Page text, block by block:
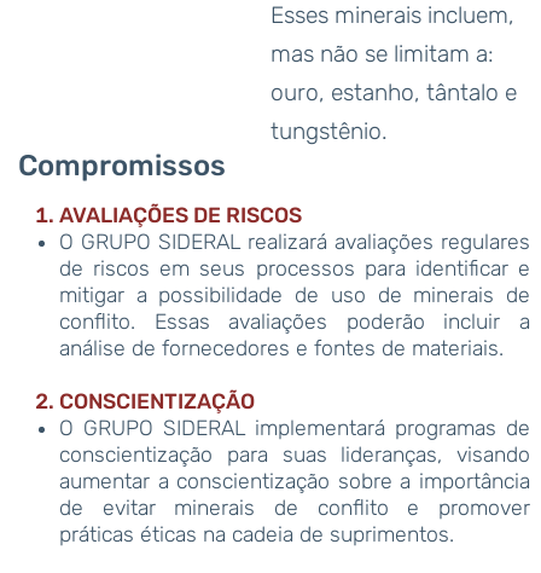
Esses minerais incluem,
mas não se limitam a:
ouro, estanho, tântalo e
tungstênio.
Compromissos
AVALIAÇÕES DE RISCOS
O GRUPO SIDERAL realizará avaliações regulares
de riscos em seus processos para identificar e
mitigar a possibilidade de uso de minerais de
conflito. Essas avaliações poderão incluir a
análise de fornecedores e fontes de materiais.
CONSCIENTIZAÇÃO
O GRUPO SIDERAL implementará programas de
conscientização para suas lideranças, visando
aumentar a conscientização sobre a importância
de evitar minerais de conflito e promover
práticas éticas na cadeia de suprimentos.